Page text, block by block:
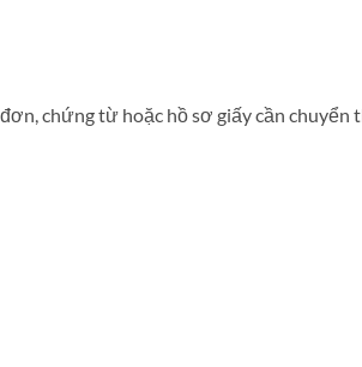
đơn, chứng từ hoặc hồ sơ giấy cần chuyển